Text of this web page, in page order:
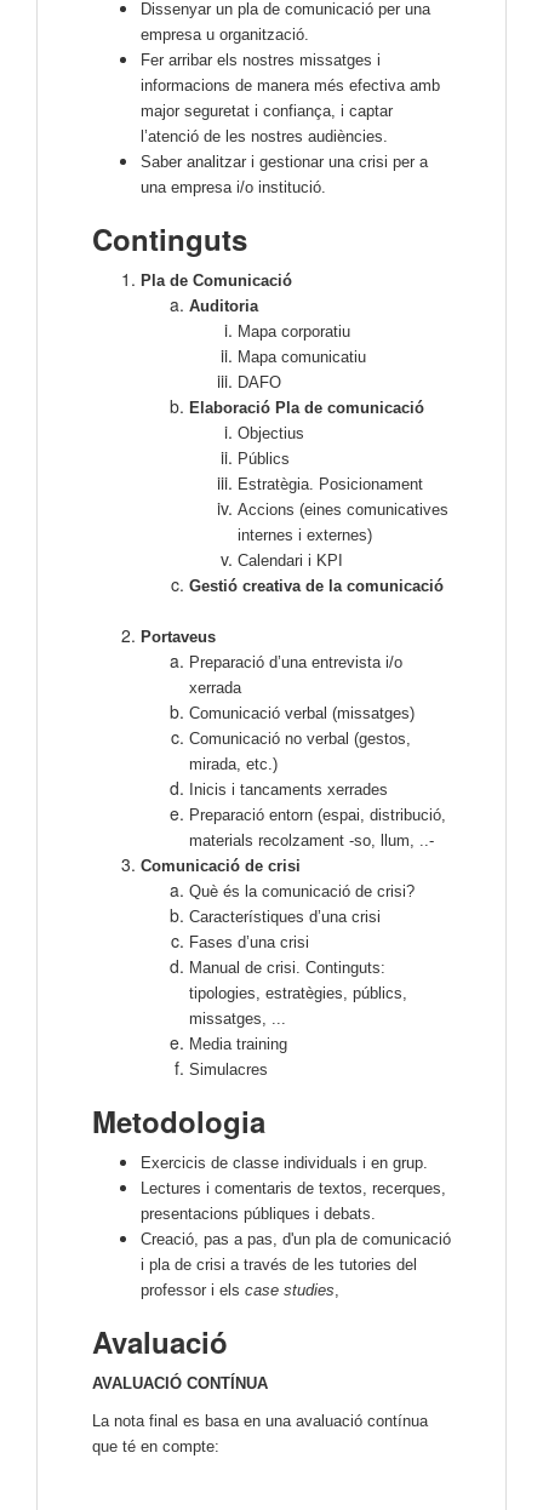
Dissenyar un pla de comunicació per una
empresa u organització.
Fer arribar els nostres missatges i
informacions de manera més efectiva amb
major seguretat i confiança, i captar
l’atenció de les nostres audiències.
Saber analitzar i gestionar una crisi per a
una empresa i/o institució.
Continguts
Pla de Comunicació
Auditoria
Mapa corporatiu
Mapa comunicatiu
DAFO
Elaboració Pla de comunicació
Objectius
Públics
Estratègia. Posicionament
Accions (eines comunicatives
internes i externes)
Calendari i KPI
Gestió creativa de la comunicació
Portaveus
Preparació d’una entrevista i/o
xerrada
Comunicació verbal (missatges)
Comunicació no verbal (gestos,
mirada, etc.)
Inicis i tancaments xerrades
Preparació entorn (espai, distribució,
materials recolzament -so, llum, ..-
Comunicació de crisi
Què és la comunicació de crisi?
Característiques d’una crisi
Fases d’una crisi
Manual de crisi. Continguts:
tipologies, estratègies, públics,
missatges, ...
Media training
Simulacres
Metodologia
Exercicis de classe individuals i en grup.
Lectures i comentaris de textos, recerques,
presentacions públiques i debats.
Creació, pas a pas, d'un pla de comunicació
i pla de crisi a través de les tutories del
professor i els case studies,
Avaluació
AVALUACIÓ CONTÍNUA
La nota final es basa en una avaluació contínua
que té en compte: